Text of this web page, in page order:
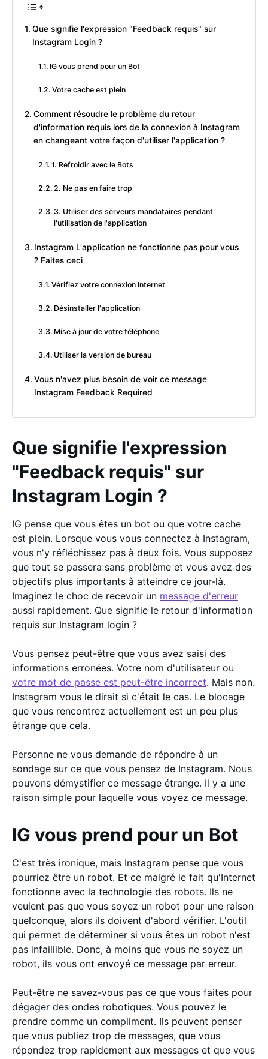
Que signifie l'expression "Feedback requis" sur
Instagram Login ?
IG vous prend pour un Bot
Votre cache est plein
Comment résoudre le problème du retour
d'information requis lors de la connexion à Instagram
en changeant votre façon d'utiliser l'application ?
1. Refroidir avec le Bots
2. Ne pas en faire trop
3. Utiliser des serveurs mandataires pendant
l'utilisation de l'application
Instagram L'application ne fonctionne pas pour vous
? Faites ceci
Vérifiez votre connexion Internet
Désinstaller l'application
Mise à jour de votre téléphone
Utiliser la version de bureau
Vous n'avez plus besoin de voir ce message
Instagram Feedback Required
Que signifie l'expression
"Feedback requis" sur
Instagram Login ?
IG pense que vous êtes un bot ou que votre cache
est plein. Lorsque vous vous connectez à Instagram,
vous n'y réfléchissez pas à deux fois. Vous supposez
que tout se passera sans problème et vous avez des
objectifs plus importants à atteindre ce jour-là.
Imaginez le choc de recevoir un message d'erreur
aussi rapidement. Que signifie le retour d'information
requis sur Instagram login ?
Vous pensez peut-être que vous avez saisi des
informations erronées. Votre nom d'utilisateur ou
votre mot de passe est peut-être incorrect. Mais non.
Instagram vous le dirait si c'était le cas. Le blocage
que vous rencontrez actuellement est un peu plus
étrange que cela.
Personne ne vous demande de répondre à un
sondage sur ce que vous pensez de Instagram. Nous
pouvons démystifier ce message étrange. Il y a une
raison simple pour laquelle vous voyez ce message.
IG vous prend pour un Bot
C'est très ironique, mais Instagram pense que vous
pourriez être un robot. Et ce malgré le fait qu'Internet
fonctionne avec la technologie des robots. Ils ne
veulent pas que vous soyez un robot pour une raison
quelconque, alors ils doivent d'abord vérifier. L'outil
qui permet de déterminer si vous êtes un robot n'est
pas infaillible. Donc, à moins que vous ne soyez un
robot, ils vous ont envoyé ce message par erreur.
Peut-être ne savez-vous pas ce que vous faites pour
dégager des ondes robotiques. Vous pouvez le
prendre comme un compliment. Ils peuvent penser
que vous publiez trop de messages, que vous
répondez trop rapidement aux messages et que vous